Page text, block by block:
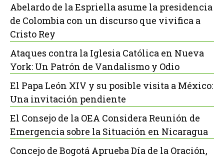
Abelardo de la Espriella asume la presidencia
de Colombia con un discurso que vivifica a
Cristo Rey
Ataques contra la Iglesia Católica en Nueva
York: Un Patrón de Vandalismo y Odio
El Papa León XIV y su posible visita a México:
Una invitación pendiente
El Consejo de la OEA Considera Reunión de
Emergencia sobre la Situación en Nicaragua
Concejo de Bogotá Aprueba Día de la Oración,